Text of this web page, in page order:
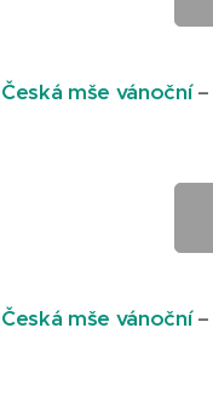
Česká mše vánoční –
Česká mše vánoční –